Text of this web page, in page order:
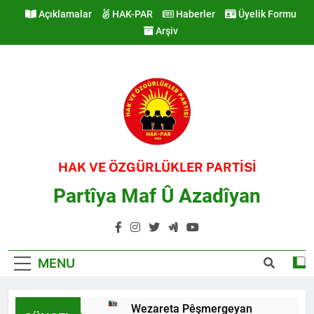
Açıklamalar HAK-PAR Haberler
Üyelik Formu
Arşiv
HAK VE ÖZGÜRLÜKLER PARTİSİ
Partîya Maf Û Azadîyan
MENU
Wezareta Pêşmergeyan